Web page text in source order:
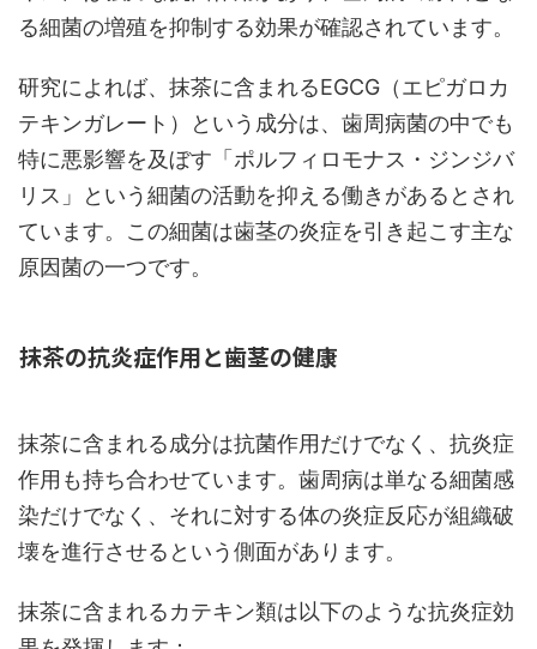
る細菌の増殖を抑制する効果が確認されています。
研究によれば、抹茶に含まれるEGCG（エピガロカ
テキンガレート）という成分は、歯周病菌の中でも
特に悪影響を及ぼす「ポルフィロモナス・ジンジバ
リス」という細菌の活動を抑える働きがあるとされ
ています。この細菌は歯茎の炎症を引き起こす主な
原因菌の一つです。
抹茶の抗炎症作用と歯茎の健康
抹茶に含まれる成分は抗菌作用だけでなく、抗炎症
作用も持ち合わせています。歯周病は単なる細菌感
染だけでなく、それに対する体の炎症反応が組織破
壊を進行させるという側面があります。
抹茶に含まれるカテキン類は以下のような抗炎症効